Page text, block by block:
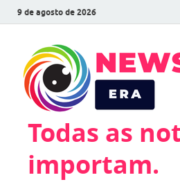
9 de agosto de 2026
Todas as
importam.